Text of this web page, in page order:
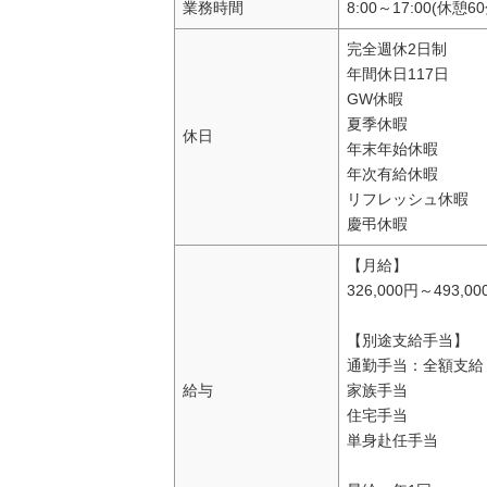
業務時間 8:00～17:00(休憩60
休日
完全週休2日制
年間休日117日
GW休暇
夏季休暇
年末年始休暇
年次有給休暇
リフレッシュ休暇
慶弔休暇
給与
【月給】
326,000円～
【別途支給手当】
通勤手当：全額支給
家族手当
住宅手当
単身赴任手当